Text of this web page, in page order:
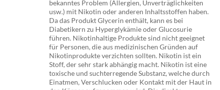
bekanntes Problem (Allergien, Unverträglichkeiten
usw.) mit Nikotin oder anderen Inhaltsstoffen haben.
Da das Produkt Glycerin enthält, kann es bei
Diabetikern zu Hyperglykämie oder Glucosurie
führen. Nikotinhaltige Produkte sind nicht geeignet
für Personen, die aus medizinischen Gründen auf
Nikotinprodukte verzichten sollten. Nikotin ist ein
Stoff, der sehr stark abhängig macht. Nikotin ist eine
toxische und suchterregende Substanz, welche durch
Einatmen, Verschlucken oder Kontakt mit der Haut in